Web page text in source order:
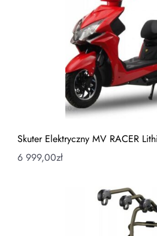
Skuter Elektryczny MV RACER
6 999,00zł